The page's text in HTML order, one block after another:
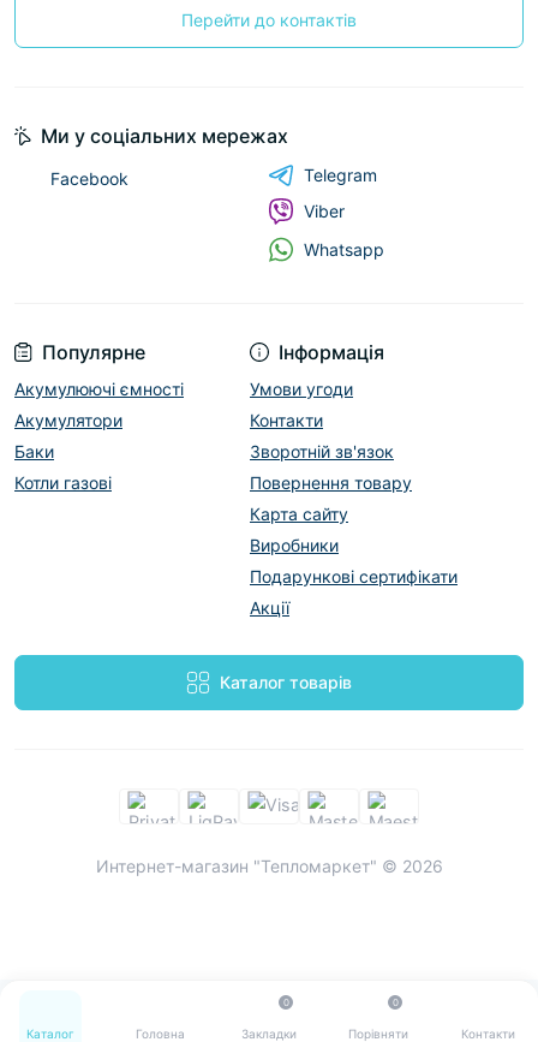
Каталог Головна Закладки
0
Порівняти
0
Контакти
Перейти до контактів
Популярне
Акумулюючі ємності
Акумулятори
Баки
Котли газові
Інформація
Умови угоди
Контакти
Зворотній зв'язок
Повернення товару
Карта сайту
Виробники
Подарункові сертифікати
Акції
Каталог товарів
Ми у соціальних мережах
Facebook
Telegram
Viber
Whatsapp
Интернет-магазин "Тепломаркет" © 2026